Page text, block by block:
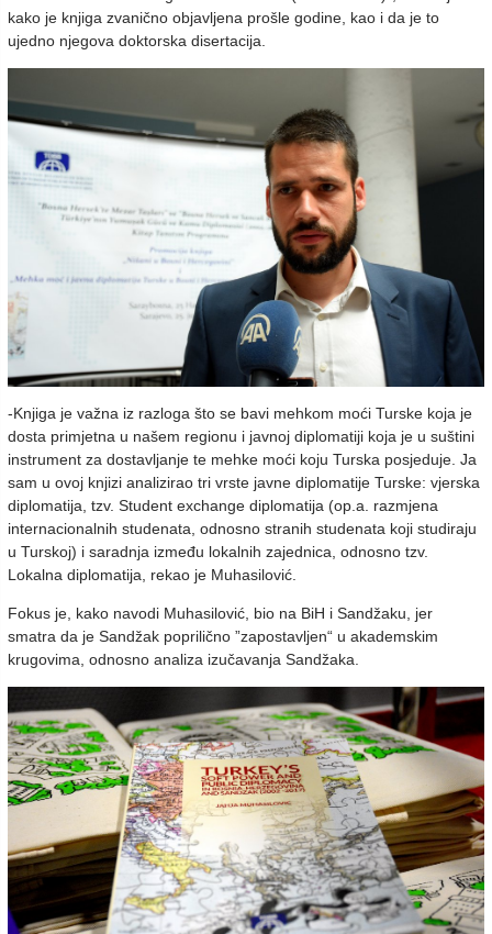
kako je knjiga zvanično objavljena prošle godine, kao i da je to
ujedno njegova doktorska disertacija.
-Knjiga je važna iz razloga što se bavi mehkom moći Turske koja je
dosta primjetna u našem regionu i javnoj diplomatiji koja je u suštini
instrument za dostavljanje te mehke moći koju Turska posjeduje. Ja
sam u ovoj knjizi analizirao tri vrste javne diplomatije Turske: vjerska
diplomatija, tzv. Student exchange diplomatija (op.a. razmjena
internacionalnih studenata, odnosno stranih studenata koji studiraju
u Turskoj) i saradnja između lokalnih zajednica, odnosno tzv.
Lokalna diplomatija, rekao je Muhasilović.
Fokus je, kako navodi Muhasilović, bio na BiH i Sandžaku, jer
smatra da je Sandžak poprilično ”zapostavljen“ u akademskim
krugovima, odnosno analiza izučavanja Sandžaka.